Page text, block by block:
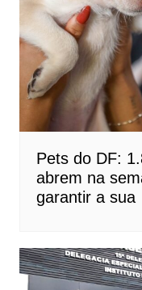
Pets do DF:
abrem na
garantir a sua